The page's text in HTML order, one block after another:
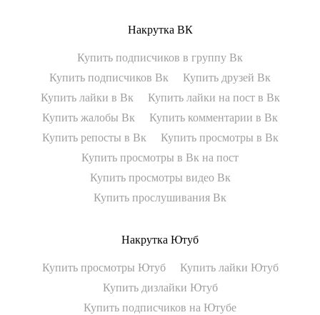
Накрутка ВК
Купить подписчиков в группу Вк
Купить подписчиков Вк
Купить друзей Вк
Купить лайки в Вк
Купить лайки на пост в Вк
Купить жалобы Вк
Купить комментарии в Вк
Купить репосты в Вк
Купить просмотры в Вк
Купить просмотры в Вк на пост
Купить просмотры видео Вк
Купить прослушивания Вк
Накрутка Ютуб
Купить просмотры Ютуб
Купить лайки Ютуб
Купить дизлайки Ютуб
Купить подписчиков на Ютубе